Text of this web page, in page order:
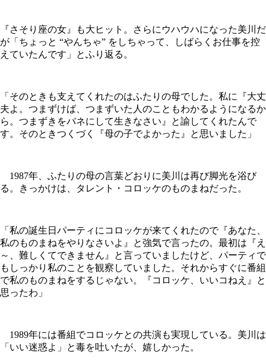
『さそり座の女』も大ヒット。さらにウハウハになった美川だ
が「ちょっと “やんちゃ” をしちゃって、しばらくお仕事を控
えていたんです」とふり返る。
「そのときも支えてくれたのはふたりの母でした。私に『大丈
夫よ。つまずけば、つまずいた人のこともわかるようになるか
ら。つまずきをバネにして生きなさい』と諭してくれたんで
す。そのときつくづく『母の子でよかった』と思いました」
1987年、ふたりの母の言葉どおりに美川は再び脚光を浴び
る。きっかけは、タレント・コロッケのものまねだった。
「私の誕生日パーティにコロッケが来てくれたので『あなた、
私のものまねをやりなさいよ』と強気で言ったの。最初は『え
～、難しくてできません』と言っていましたけど、パーティで
もしっかり私のことを観察していました。それからすぐに番組
で私のものまねをするじゃない。『コロッケ、いいコねえ』と
思ったわ」
1989年には番組でコロッケとの共演も実現している。美川は
「いい迷惑よ」と毒を吐いたが、嬉しかった。